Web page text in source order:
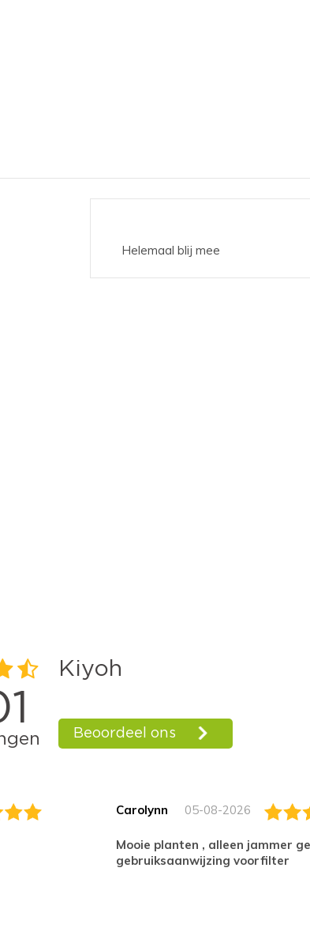
Helemaal blij mee
Carolynn 05-08-2026
Mooie planten , alleen jammer geen
gebruiksaanwijzing voorfilter